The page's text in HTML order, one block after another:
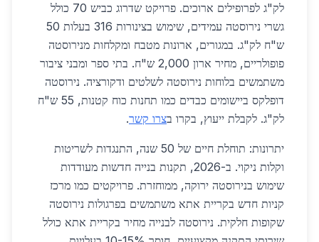
לק"ג לפרופילים ארוכים. פרויקט שדרוג כביש 70 כולל
גשרי נירוסטה עמידים, שימוש בצינורות 316 בעלות 50
ש"ח לק"ג. במגורים, ארונות מטבח ומקלחות מנירוסטה
פופולריים, מחיר ארון 2,000 ש"ח. בתי ספר ומבני ציבור
משתמשים בלוחות נירוסטה לשלטים ודקורציה. נירוסטה
דופלקס ביישומים כבדים כמו תחנות כוח קטנות, 55 ש"ח
לק"ג. לקבלת ייעוץ, בקרו בצרו קשר.
יתרונות: תוחלת חיים של 50 שנה, התנגדות לשריטות
וקלות ניקוי. ב-2026, תקנות בנייה חדשות מעודדות
שימוש בנירוסטה ירוקה, ממוחזרת. פרויקטים כמו מרכז
קניות חדש בקריית אתא משתמשים בפרגולות נירוסטה
שקופות חלקית. נירוסטה לבנייה מחיר בקריית אתא כולל